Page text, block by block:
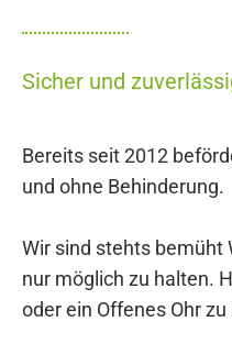
Sicher und
Bereits seit 2012
und ohne Behinderung.
Wir sind stehts bemüht
nur möglich zu halten.
oderein Offenes Ohr zu